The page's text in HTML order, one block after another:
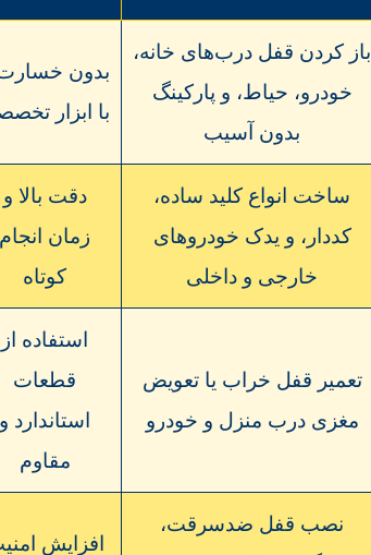
باز کردن قفل درب‌های خانه،
خودرو، حیاط، و پارکینگ
بدون آسیب
بدون
با ابزار
ساخت انواع کلید ساده،
کددار، و یدک خودروهای
خارجی و داخلی
دقت بالا و
زمان انجام
کوتاه
تعمیر قفل خراب یا تعویض
مغزی درب منزل و خودرو
استفاده از
قطعات
استاندارد و
مقاوم
نصب قفل ضدسرقت،
افزایش